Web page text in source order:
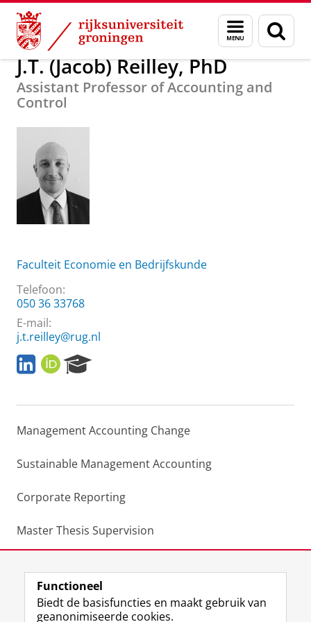
Skip
Content
Skip
Navigation
Menu
en
zoeken
Over ons J.T. (Jacob) Reilley, PhD
J.T. (Jacob) Reilley, PhD
Assistant Professor of Accounting and
Control
Faculteit Economie en Bedrijfskunde
Telefoon:
050 36 33768
E-mail:
j.t.reilley@rug.nl
L
i
k
d
n
O
R
I
e
r
h
P
r
a
Management Accounting Change
Sustainable Management Accounting
Corporate Reporting
Master Thesis Supervision
Laatst gewijzigd: 19 juni 2025 15:19
Functioneel
Biedt de basisfuncties en maakt gebruik van
geanonimiseerde cookies.